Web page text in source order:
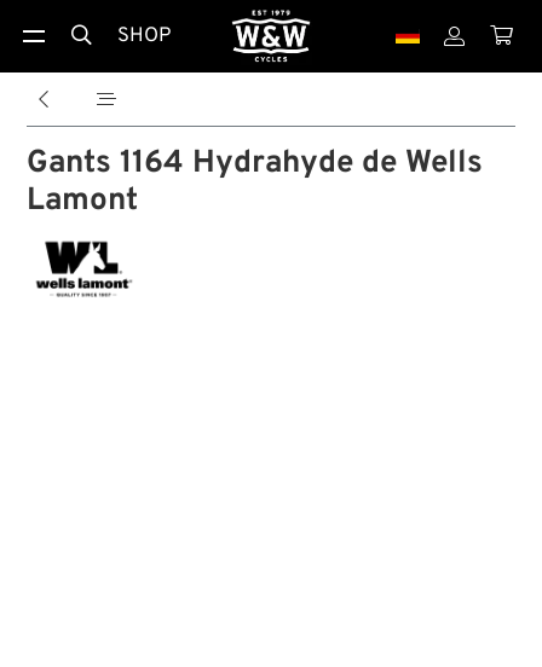
 SHOP  
 
Gants 1164 Hydrahyde de Wells
Lamont